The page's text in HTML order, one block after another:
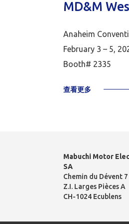
MD&M
Anaheim
February 3 – 5,
Booth# 2335
查看更多
Mabuchi Motor
SA
Chemin du Dévent 7
Z.I. Larges Pièces A
CH-1024 Ecublens